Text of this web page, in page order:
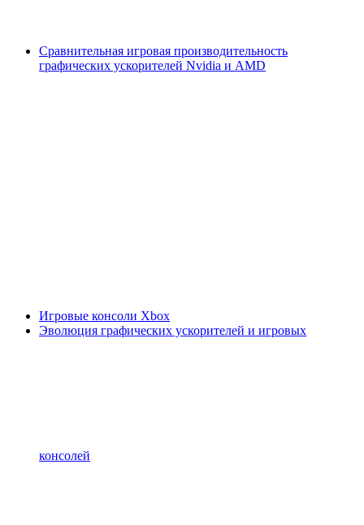
Сравнительная игровая производительность
графических ускорителей Nvidia и AMD
Игровые консоли Xbox
Эволюция графических ускорителей и игровых
консолей